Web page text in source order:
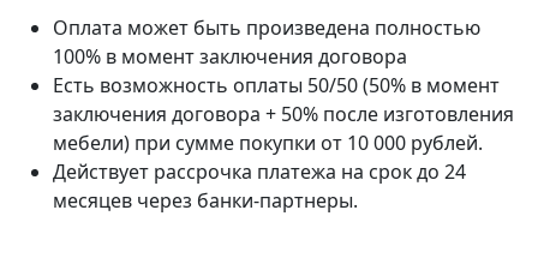
Оплата может быть произведена полностью
100% в момент заключения договора
Есть возможность оплаты 50/50 (50% в момент
заключения договора + 50% после изготовления
мебели) при сумме покупки от 10 000 рублей.
Действует рассрочка платежа на срок до 24
месяцев через банки-партнеры.